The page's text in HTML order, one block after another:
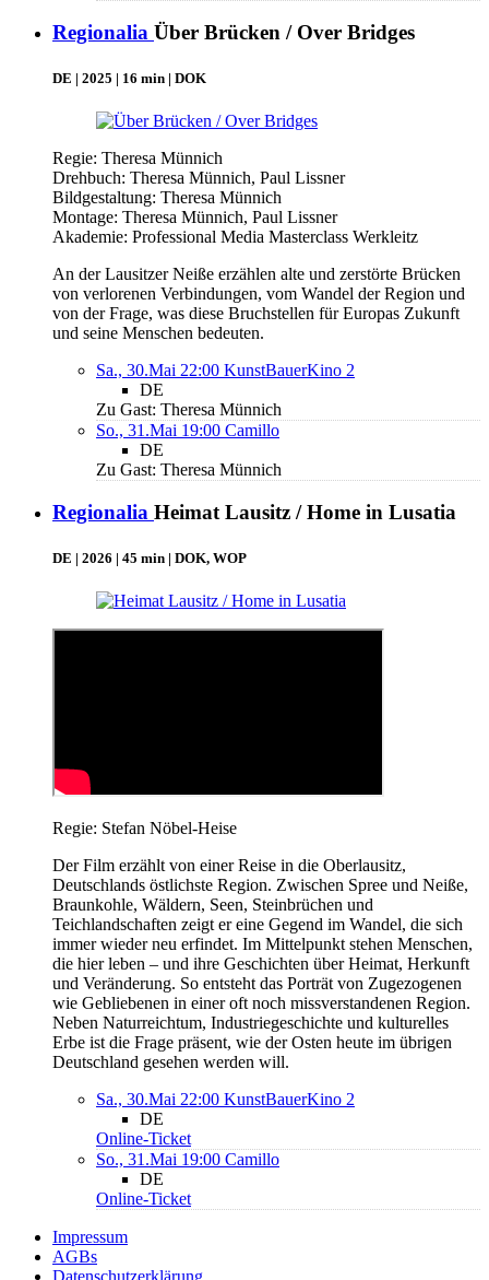
Regionalia Über Brücken / Over Bridges
DE | 2025 | 16 min | DOK
Regie: Theresa Münnich
Drehbuch: Theresa Münnich, Paul Lissner
Bildgestaltung: Theresa Münnich
Montage: Theresa Münnich, Paul Lissner
Akademie: Professional Media Masterclass Werkleitz
An der Lausitzer Neiße erzählen alte und zerstörte Brücken
von verlorenen Verbindungen, vom Wandel der Region und
von der Frage, was diese Bruchstellen für Europas Zukunft
und seine Menschen bedeuten.
Sa., 30.Mai 22:00 KunstBauerKino 2
DE
Zu Gast: Theresa Münnich
So., 31.Mai 19:00 Camillo
DE
Zu Gast: Theresa Münnich
Regionalia Heimat Lausitz / Home in Lusatia
DE | 2026 | 45 min | DOK, WOP
Regie: Stefan Nöbel-Heise
Der Film erzählt von einer Reise in die Oberlausitz,
Deutschlands östlichste Region. Zwischen Spree und Neiße,
Braunkohle, Wäldern, Seen, Steinbrüchen und
Teichlandschaften zeigt er eine Gegend im Wandel, die sich
immer wieder neu erfindet. Im Mittelpunkt stehen Menschen,
die hier leben – und ihre Geschichten über Heimat, Herkunft
und Veränderung. So entsteht das Porträt von Zugezogenen
wie Gebliebenen in einer oft noch missverstandenen Region.
Neben Naturreichtum, Industriegeschichte und kulturelles
Erbe ist die Frage präsent, wie der Osten heute im übrigen
Deutschland gesehen werden will.
Sa., 30.Mai 22:00 KunstBauerKino 2
DE
Online-Ticket
So., 31.Mai 19:00 Camillo
DE
Online-Ticket
Impressum
AGBs
Datenschutzerklärung